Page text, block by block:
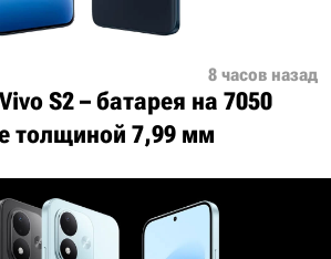
8 часов назад
S2 – батарея на 7050
толщиной 7,99 мм